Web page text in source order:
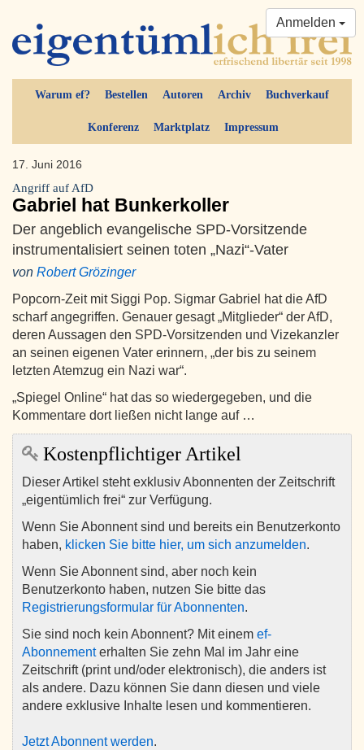
Warum ef? Bestellen Autoren Archiv Buchverkauf
Konferenz Marktplatz Impressum
Anmelden
17. Juni 2016
Angriff auf AfD
Gabriel hat Bunkerkoller
Der angeblich evangelische SPD-Vorsitzende
instrumentalisiert seinen toten „Nazi“-Vater
von Robert Grözinger
Popcorn-Zeit mit Siggi Pop. Sigmar Gabriel hat die AfD
scharf angegriffen. Genauer gesagt „Mitglieder“ der AfD,
deren Aussagen den SPD-Vorsitzenden und Vizekanzler
an seinen eigenen Vater erinnern, „der bis zu seinem
letzten Atemzug ein Nazi war“.
„Spiegel Online“ hat das so wiedergegeben, und die
Kommentare dort ließen nicht lange auf …
Kostenpflichtiger Artikel
Dieser Artikel steht exklusiv Abonnenten der Zeitschrift
„eigentümlich frei“ zur Verfügung.
Wenn Sie Abonnent sind und bereits ein Benutzerkonto
haben, klicken Sie bitte hier, um sich anzumelden.
Wenn Sie Abonnent sind, aber noch kein
Benutzerkonto haben, nutzen Sie bitte das
Registrierungsformular für Abonnenten.
Sie sind noch kein Abonnent? Mit einem ef-
Abonnementerhalten Sie zehn Mal im Jahr eine
Zeitschrift (print und/oder elektronisch), die anders ist
als andere. Dazu können Sie dann diesen und viele
andere exklusive Inhalte lesen und kommentieren.
Jetzt Abonnent werden.